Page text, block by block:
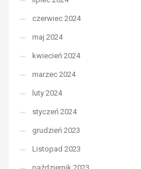
czerwiec 2024
maj 2024
kwiecień 2024
marzec 2024
luty 2024
styczeń 2024
grudzień 2023
Listopad 2023